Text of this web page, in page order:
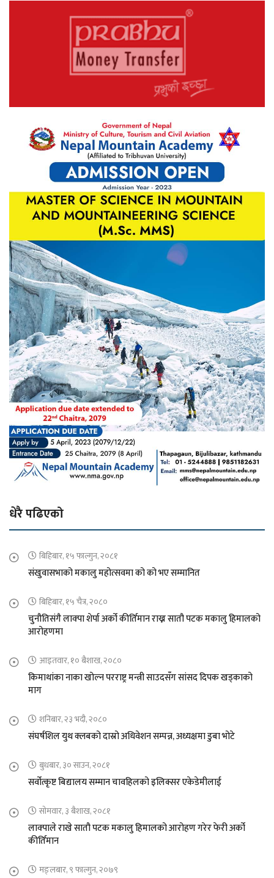
धेरै पढिएको
बिहिबार, १५ फाल्गुन, २०८१
संखुवासभाको मकालु महोत्सवमा को को भए सम्मानित
बिहिबार, १५ चैत्र, २०८०
चुनौतिसंगै लाक्पा शेर्पा अर्को कीर्तिमान राख्न सातौ पटक मकालु हिमालको
आरोहणमा
आइतवार, १० बैशाख, २०८०
किमाथांका नाका खोल्न परराष्ट्र मन्त्री साउदसँग सांसद दिपक खड्काको
माग
शनिबार, २३ भदौ, २०८०
संघर्षशिल युथ क्लबको दास्रो अधिवेशन सम्पन्न, अध्यक्षमा डुबा भोटे
बुधबार, ३० साउन, २०८१
सर्वोत्कृष्ट बिद्यालय सम्मान चावहिलको इलिक्सर एकेडेमीलाई
सोमवार, ३ बैशाख, २०८१
लाक्पाले राखे सातौ पटक मकालु हिमालको आरोहण गरेर फेरी अर्को
कीर्तिमान
मङ्लबार, ९ फाल्गुन, २०७९